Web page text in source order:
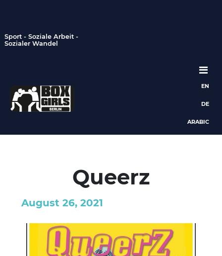
Sport - Soziale Arbeit -
Sozialer Wandel
Hauptnavigation
EN
DE
ARABIC
Queerz
August 26, 2021